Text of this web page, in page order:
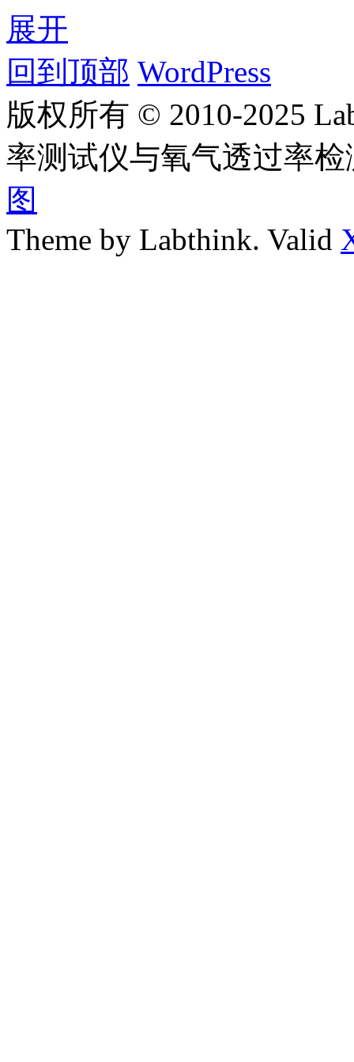
展开
回到顶部 WordPress
版权所有 © 2010-2025
率测试仪与氧气透过率
图
Theme by Labthink. Valid